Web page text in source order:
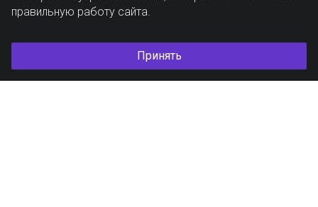
правильную работу сайта.
Принять